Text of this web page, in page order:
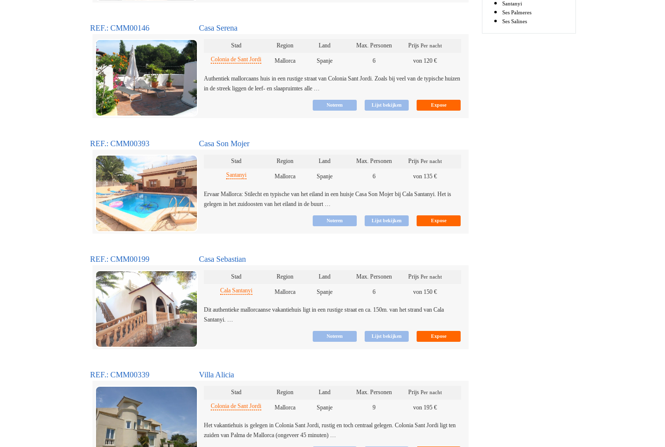
Santanyi
Ses Palmeres
Ses Salines
REF.: CMM00146 Casa Serena
Region Land Max. Personen
Stad Prijs Per nacht
Mallorca Spanje 6
Colonia de Sant Jordi von 120 €
Authentiek mallorcaans huis in een rustige straat van Colonia Sant Jordi. Zoals bij veel van de typische huizen
in de streek liggen de leef- en slaapruimtes alle …
REF.: CMM00393 Casa Son Mojer
Region Land Max. Personen
Stad Prijs Per nacht
Mallorca Spanje 6
Santanyi von 135 €
Ervaar Mallorca: Stilecht en typische van het eiland in een huisje Casa Son Mojer bij Cala Santanyi. Het is
gelegen in het zuidoosten van het eiland in de buurt …
REF.: CMM00199 Casa Sebastian
Region Land Max. Personen
Stad Prijs Per nacht
Mallorca Spanje 6
Cala Santanyi von 150 €
Dit authentieke mallorcaanse vakantiehuis ligt in een rustige straat en ca. 150m. van het strand van Cala
Santanyi. …
REF.: CMM00339 Villa Alicia
Region Land Max. Personen
Stad Prijs Per nacht
Mallorca Spanje 9
Colonia de Sant Jordi von 195 €
Het vakantiehuis is gelegen in Colonia Sant Jordi, rustig en toch centraal gelegen. Colonia Sant Jordi ligt ten
zuiden van Palma de Mallorca (ongeveer 45 minuten) …